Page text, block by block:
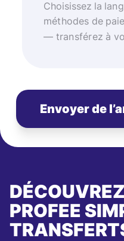
Choisissez la
méthodes de
— transférez à
Envoyer de
PROFEE